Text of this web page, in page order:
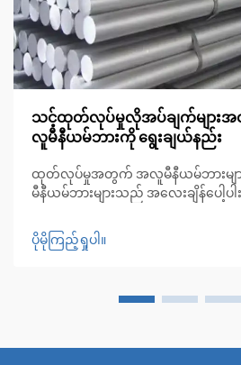
သင့်ထုတ်လုပ်မှုလိုအပ်ချက်များ
လူမီနီယမ်ဘားကို ရွေးချယ်နည်း
ထုတ်လုပ်မှုအတွက် အလူမီနီယမ်ဘားမျာ
မီနီယမ်ဘားများသည် အလေးချိန်ပေါ့ပါ
သော ပစ္စည်းတစ်မျိုးဖြစ်ပါသည်။ ထုတ်လု
ပိုမိုကြည့်ရှုပါ။